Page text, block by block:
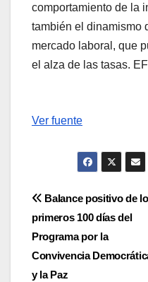
comportamiento de la
también el dinamismo
mercado laboral, que
el alza de las tasas.
Ver fuente
de
entradas
Balance positivo de
primeros 100 días del
Programa por la
Convivencia
y la Paz